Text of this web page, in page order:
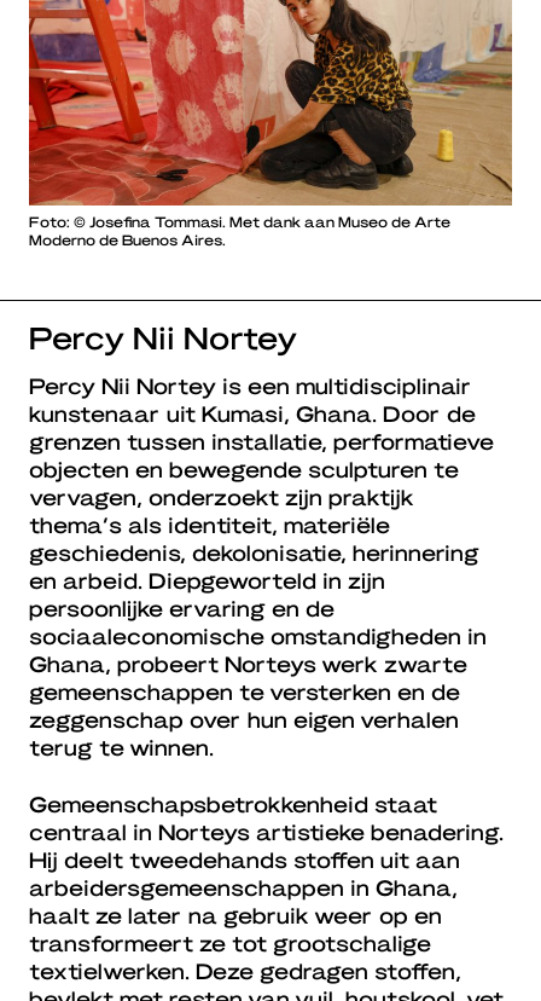
Foto: © Josefina Tommasi. Met dank aan Museo de Arte
Moderno de Buenos Aires.
Percy Nii Nortey
Percy Nii Nortey is een multidisciplinair
kunstenaar uit Kumasi, Ghana. Door de
grenzen tussen installatie, performatieve
objecten en bewegende sculpturen te
vervagen, onderzoekt zijn praktijk
thema’s als identiteit, materiële
geschiedenis, dekolonisatie, herinnering
en arbeid. Diepgeworteld in zijn
persoonlijke ervaring en de
sociaaleconomische omstandigheden in
Ghana, probeert Norteys werk zwarte
gemeenschappen te versterken en de
zeggenschap over hun eigen verhalen
terug te winnen.
Gemeenschapsbetrokkenheid staat
centraal in Norteys artistieke benadering.
Hij deelt tweedehands stoffen uit aan
arbeidersgemeenschappen in Ghana,
haalt ze later na gebruik weer op en
transformeert ze tot grootschalige
textielwerken. Deze gedragen stoffen,